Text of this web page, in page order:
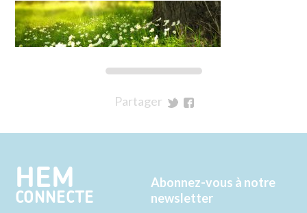
Partager
Twitter
Facebook
HEM
CONNECTE
Abonnez-vous à notre
newsletter